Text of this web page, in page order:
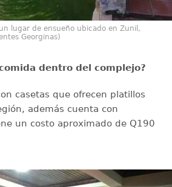
lugar de ensueño ubicado en Zunil,
Georginas)
dentro del complejo?
casetas que ofrecen platillos
además cuenta con
un costo aproximado de Q190